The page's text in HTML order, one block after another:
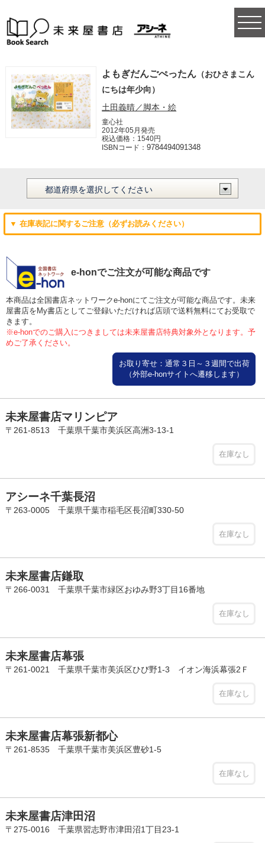
よもぎだんごぺったん （おひさまこん
にちは年少向）
土田義晴／脚本・絵
童心社
2012年05月発売
税込価格：1540円
ISBNコード：9784494091348
▼ 在庫表記に関するご注意（必ずお読みください）
e-honでご注文が可能な商品です
本商品は全国書店ネットワークe-honにてご注文が可能な商品です。未来
屋書店をMy書店としてご登録いただければ店頭で送料無料にてお受取で
きます。
※e-honでのご購入につきましては未来屋書店特典対象外となります。予
めご了承ください。
お取り寄せ：通常３日～３週間で出荷
（外部e-honサイトへ遷移します）
未来屋書店マリンピア
〒261-8513 千葉県千葉市美浜区高洲3-13-1
在庫なし
アシーネ千葉長沼
〒263-0005 千葉県千葉市稲毛区長沼町330-50
在庫なし
未来屋書店鎌取
〒266-0031 千葉県千葉市緑区おゆみ野3丁目16番地
在庫なし
未来屋書店幕張
〒261-0021 千葉県千葉市美浜区ひび野1-3 イオン海浜幕張2Ｆ
在庫なし
未来屋書店幕張新都心
〒261-8535 千葉県千葉市美浜区豊砂1-5
在庫なし
未来屋書店津田沼
〒275-0016 千葉県習志野市津田沼1丁目23-1